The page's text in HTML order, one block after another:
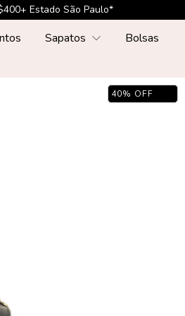
Sul, Sudste, Centr-Oeste*
Sapatos
Bolsas
40% OFF